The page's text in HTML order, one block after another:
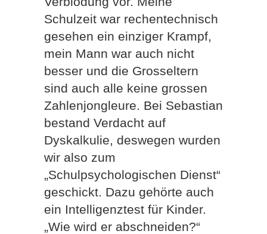
Schulzeit war rechentechnisch
gesehen ein einziger Krampf,
mein Mann war auch nicht
besser und die Grosseltern
sind auch alle keine grossen
Zahlenjongleure. Bei Sebastian
bestand Verdacht auf
Dyskalkulie, deswegen wurden
wir also zum
„Schulpsychologischen Dienst“
geschickt. Dazu gehörte auch
ein Intelligenztest für Kinder.
„Wie wird er abschneiden?“